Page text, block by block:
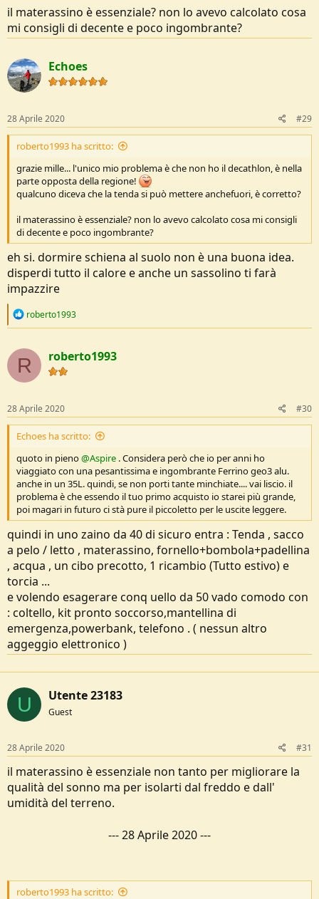
accessori per cucinare, macchine fotografiche, powerbank, luci,
eccetera.
La differenze di peso da un 40 L ad un 50 L e da un 50 L ad un 60 L
zaino per mancanza di litri sono massime.
il materassino è essenziale? non lo avevo calcolato cosa
mi consigli di decente e poco ingombrante?
Echoes
28 Aprile 2020 #29
roberto1993 ha scritto:
grazie mille... l'unico mio problema è che non ho il decathlon, è nella
parte opposta della regione!
qualcuno diceva che la tenda si può mettere anchefuori, è corretto?
il materassino è essenziale? non lo avevo calcolato cosa mi consigli
di decente e poco ingombrante?
eh si. dormire schiena al suolo non è una buona idea.
disperdi tutto il calore e anche un sassolino ti farà
impazzire
R
c
t
i
o
s
:
roberto1993
R roberto1993
28 Aprile 2020 #30
Echoes ha scritto:
quoto in pieno@Aspire . Considera però che io per anni ho
viaggiato con una pesantissima e ingombrante Ferrino geo3 alu.
anche in un 35L. quindi, se non porti tante minchiate.... vai liscio. il
problema è che essendo il tuo primo acquisto io starei più grande,
poi magari in futuro ci stà pure il piccoletto per le uscite leggere.
quindi in uno zaino da 40 di sicuro entra : Tenda , sacco
a pelo / letto , materassino, fornello+bombola+padellina
, acqua , un cibo precotto, 1 ricambio (Tutto estivo) e
torcia ...
e volendo esagerare conq uello da 50 vado comodo con
: coltello, kit pronto soccorso,mantellina di
emergenza,powerbank, telefono . ( nessun altro
aggeggio elettronico )
U Utente 23183
Guest
28 Aprile 2020 #31
il materassino è essenziale non tanto per migliorare la
qualità del sonno ma per isolarti dal freddo e dall'
umidità del terreno.
---28 Aprile 2020---
roberto1993 ha scritto: